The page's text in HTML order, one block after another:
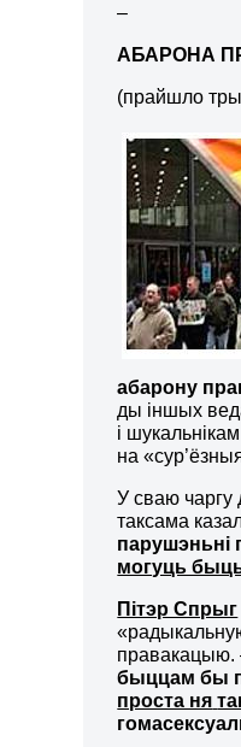
–
АБАРОНА
(прайшло
абарону
ды іншых
і
на
У сваю
таксама
парушэньні
могуць
Пітэр Спрыг
правакацыю.
быццам бы
проста ня
гомасе